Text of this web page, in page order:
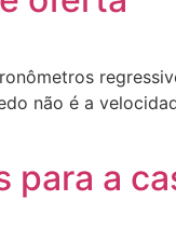
não é a
para a